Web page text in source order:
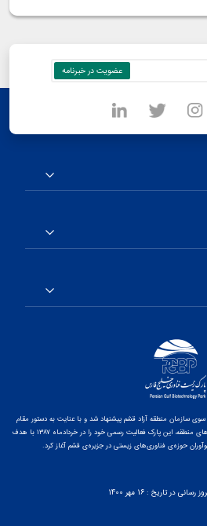
سازمان منطقه آزاد قشم پیشنهاد شد و با عنایت به دستور مقام
معظم رهبری و پس از ارائه‌ی گزارشی از پتانسیل‌های منطقه، این پارک فعالیت رسمی خود را در خردادماه ۱۳۸۷ با هدف
حوزه‌ی فناوری‌های زیستی در جزیره‌ی قشم آغاز کرد.
در تاریخ : 16 مهر 1400